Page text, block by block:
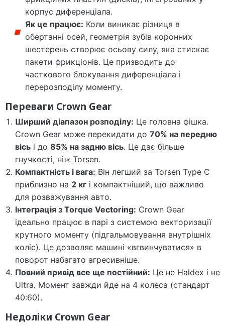
корпус диференціала.
Як це працює: Коли виникає різниця в
обертанні осей, геометрія зубів коронних
шестерень створює осьову силу, яка стискає
пакети фрикціонів. Це призводить до
часткового блокування диференціала і
перерозподілу моменту.
Переваги Crown Gear
Ширший діапазон розподілу: Це головна фішка.
Crown Gear може перекидати до 70% на передню
вісь і до 85% на задню вісь. Це дає більше
гнучкості, ніж Torsen.
Компактність і вага: Він легший за Torsen Type C
приблизно на 2 кг і компактніший, що важливо
для розважування авто.
Інтеграція з Torque Vectoring: Crown Gear
ідеально працює в парі з системою векторизації
крутного моменту (підгальмовування внутрішніх
коліс). Це дозволяє машині «вгвинчуватися» в
поворот набагато агресивніше.
Повний привід все ще постійний: Це не Haldex і не
Ultra. Момент завжди йде на 4 колеса (стандарт
40:60).
Недоліки Crown Gear